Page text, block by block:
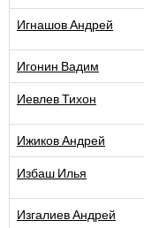
Игнашов Андрей
Игонин Вадим
Иевлев Тихон
Ижиков Андрей
Избаш Илья
Изгалиев Андрей